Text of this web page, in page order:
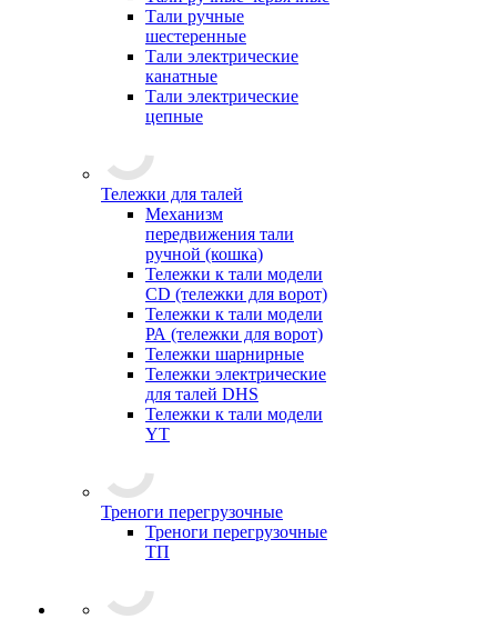
Тали ручные
шестеренные
Тали электрические
канатные
Тали электрические
цепные
Тележки для талей
Механизм
передвижения тали
ручной (кошка)
Тележки к тали модели
CD (тележки для ворот)
Тележки к тали модели
РА (тележки для ворот)
Тележки шарнирные
Тележки электрические
для талей DHS
Тележки к тали модели
YT
Треноги перегрузочные
Треноги перегрузочные
ТП